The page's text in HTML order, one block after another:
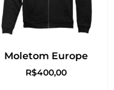
Moletom Europe
R$400,00